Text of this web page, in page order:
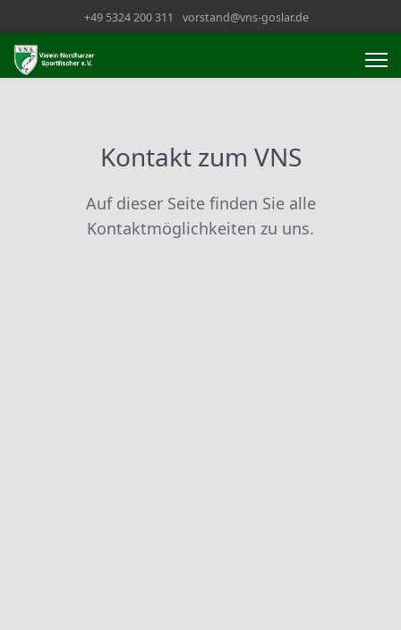
+49 5324 200 311 vorstand@vns-goslar.de
Kontakt zum VNS
Auf dieser Seite finden Sie alle
Kontaktmöglichkeiten zu uns.